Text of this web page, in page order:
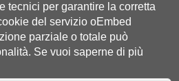
- Rettorato, via Banchi di Sotto 55, 53100
|
Coordinate bancarie
Caselle
|Fatturazione Elettronica
- Ufficio Relazioni con il Pubblico Tel.
tecnici per garantire la corretta
del servizio oEmbed
parziale o totale può
Se vuoi saperne di più